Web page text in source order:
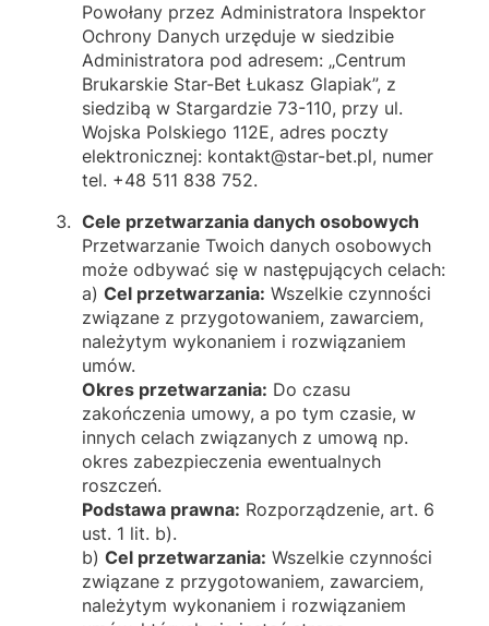
Powołany przez Administratora Inspektor
Ochrony Danych urzęduje w siedzibie
Administratora pod adresem: „Centrum
Brukarskie Star-Bet Łukasz Glapiak”, z
siedzibą w Stargardzie 73-110, przy ul.
Wojska Polskiego 112E, adres poczty
elektronicznej: kontakt@star-bet.pl, numer
tel. +48 511 838 752.
Cele przetwarzania danych osobowych
Przetwarzanie Twoich danych osobowych
może odbywać się w następujących celach:
a) Cel przetwarzania: Wszelkie czynności
związane z przygotowaniem, zawarciem,
należytym wykonaniem i rozwiązaniem
umów.
Okres przetwarzania: Do czasu
zakończenia umowy, a po tym czasie, w
innych celach związanych z umową np.
okres zabezpieczenia ewentualnych
roszczeń.
Podstawa prawna: Rozporządzenie, art. 6
ust. 1 lit. b).
b) Cel przetwarzania: Wszelkie czynności
związane z przygotowaniem, zawarciem,
należytym wykonaniem i rozwiązaniem